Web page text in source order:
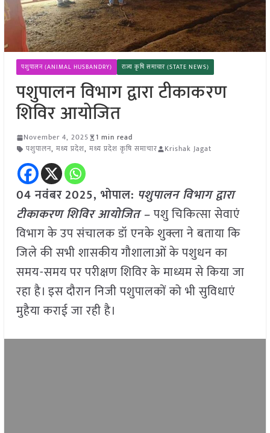
पशुपालन (ANIMAL HUSBANDRY) राज्य कृषि समाचार (STATE NEWS)
पशुपालन विभाग द्वारा टीकाकरण
शिविर आयोजित
November 4, 2025
1 min read
पशुपालन, मध्य प्रदेश, मध्य प्रदेश कृषि समाचार Krishak Jagat
04 नवंबर2025, भोपाल: पशुपालन विभाग द्वारा
टीकाकरण शिविर आयोजित –पशु चिकित्सा सेवाएं
विभाग के उप संचालक डॉ एनके शुक्ला ने बताया कि
जिले की सभी शासकीय गौशालाओं के पशुधन का
समय-समय पर परीक्षण शिविर के माध्यम से किया जा
रहा है। इस दौरान निजी पशुपालकों को भी सुविधाएं
मुहैया कराई जा रही है।